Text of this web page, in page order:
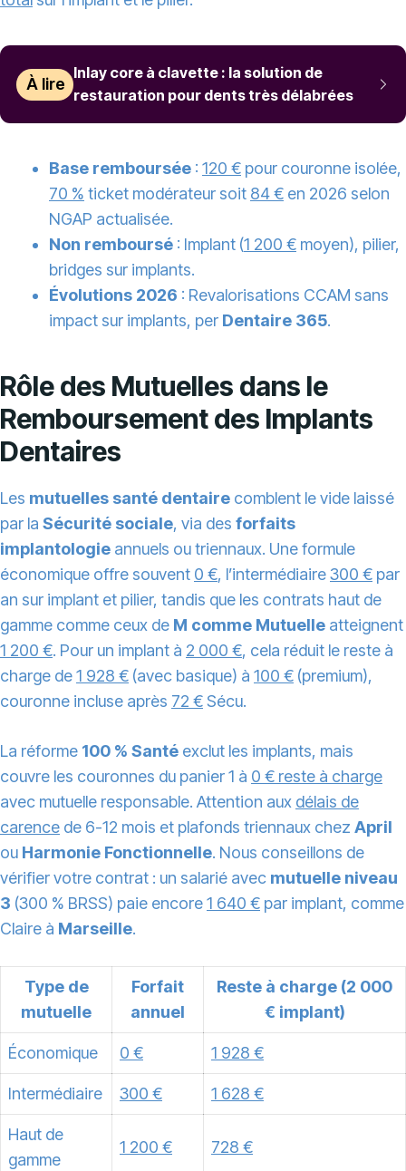
À lire
Inlay core à clavette : la solution de
restauration pour dents très délabrées
Base remboursée : 120 € pour couronne isolée,
70 % ticket modérateur soit 84 € en 2026 selon
NGAP actualisée.
Non remboursé : Implant (1 200 € moyen), pilier,
bridges sur implants.
Évolutions 2026 : Revalorisations CCAM sans
impact sur implants, per Dentaire 365.
Rôle des Mutuelles dans le
Remboursement des Implants
Dentaires
Les mutuelles santé dentaire comblent le vide laissé
par la Sécurité sociale, via des forfaits
implantologie annuels ou triennaux. Une formule
économique offre souvent 0 €, l’intermédiaire300 € par
an sur implant et pilier, tandis que les contrats haut de
gamme comme ceux de M comme Mutuelle atteignent
1 200 €. Pour un implant à 2 000 €, cela réduit le reste à
charge de1 928 € (avec basique) à 100 € (premium),
couronne incluse après 72 €Sécu.
La réforme 100 % Santé exclut les implants, mais
couvre les couronnes du panier 1 à 0 € reste à charge
avec mutuelle responsable. Attention aux délais de
carence de 6-12 mois et plafonds triennaux chez April
ou Harmonie Fonctionnelle. Nous conseillons de
vérifier votre contrat : un salarié avec mutuelle niveau
3 (300 % BRSS) paie encore1 640 € par implant, comme
Claire à Marseille.
Type de
mutuelle
Forfait
annuel
Reste à charge (2 000
€ implant)
Économique 0 € 1 928 €
Intermédiaire 300 € 1 628 €
Haut de
gamme
1 200 € 728 €